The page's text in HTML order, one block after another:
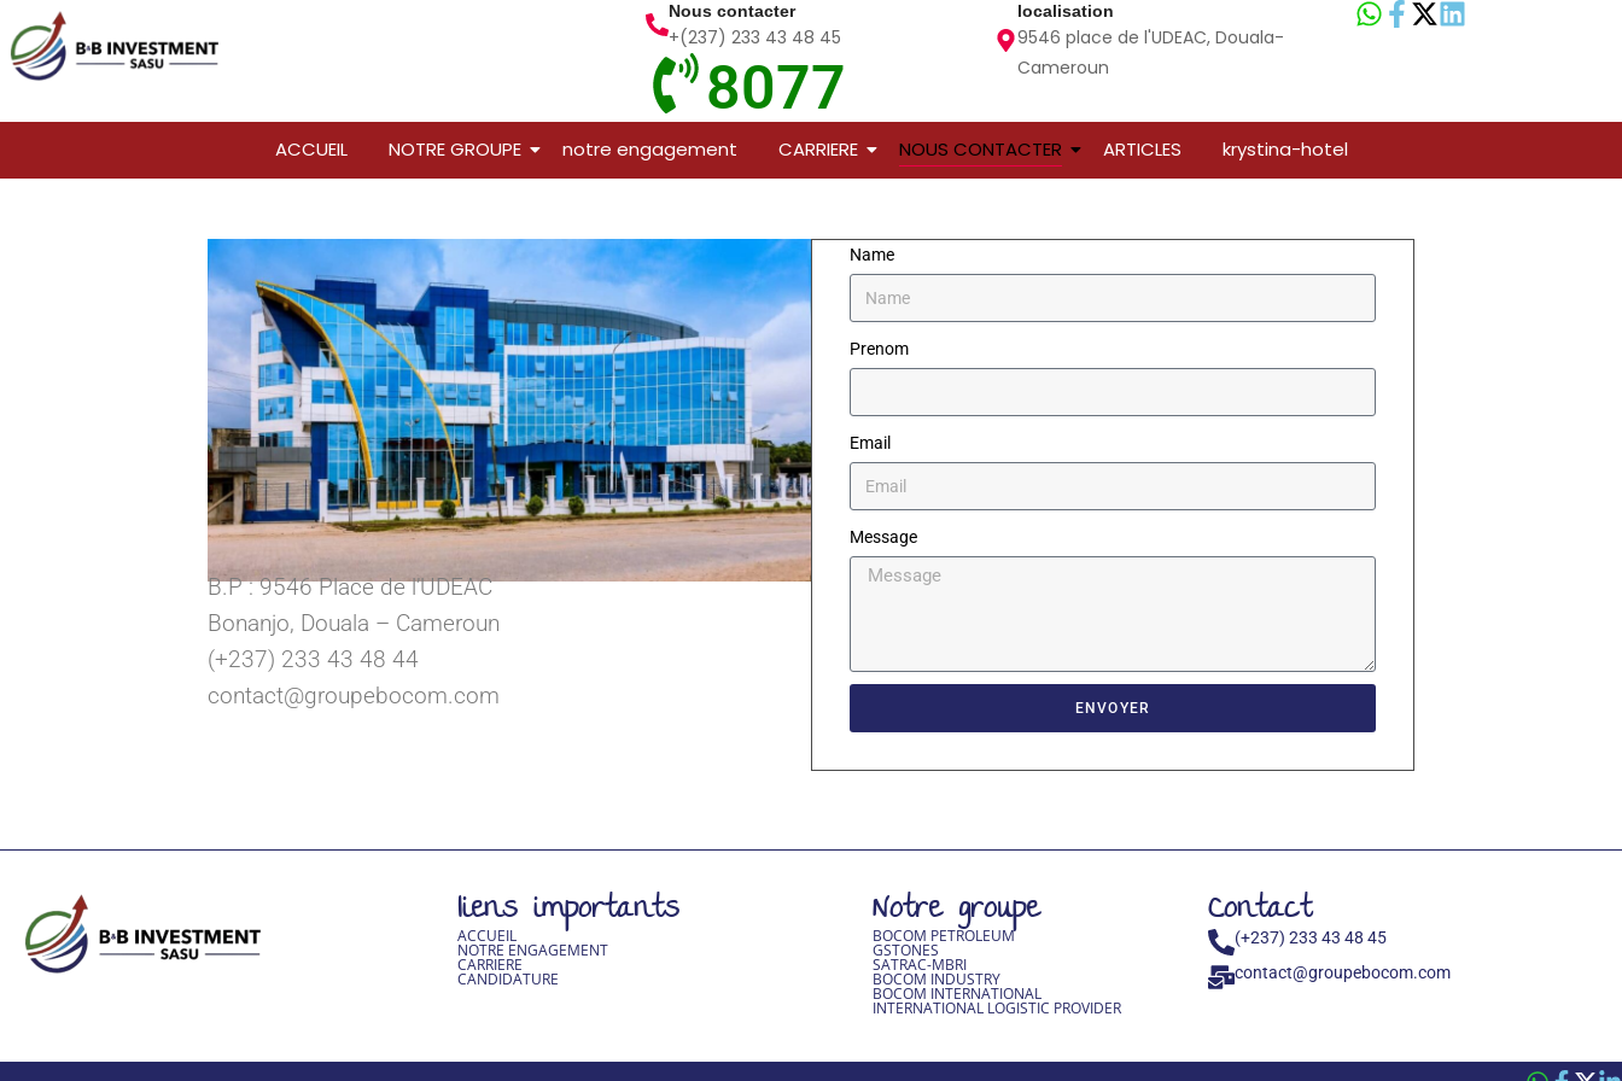
Nous contacter
+(237) 233 43 48 45
8077
localisation
9546 place de l'UDEAC, Douala-
Cameroun
ACCUEIL NOTRE GROUPE notre engagement CARRIERE NOUS CONTACTER ARTICLES krystina-hotel
B.P : 9546 Place de l’UDEAC
Bonanjo, Douala – Cameroun
(+237) 233 43 48 44
contact@groupebocom.com
Name
Prenom
Email
Message
ENVOYER
liens importants
ACCUEIL
NOTRE ENGAGEMENT
CARRIERE
CANDIDATURE
Notre groupe
BOCOM PETROLEUM
GSTONES
SATRAC-MBRI
BOCOM INDUSTRY
BOCOM INTERNATIONAL
INTERNATIONAL LOGISTIC PROVIDER
Contact
(+237) 233 43 48 45
contact@groupebocom.com